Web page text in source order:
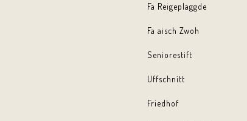
Fa Reigeplaggde
Fa aisch Zwoh
Seniorestift
Uffschnitt
Friedhof